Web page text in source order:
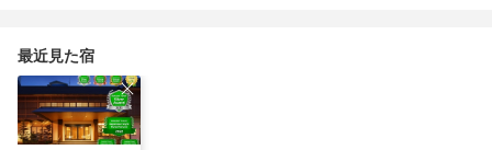
最近見た宿